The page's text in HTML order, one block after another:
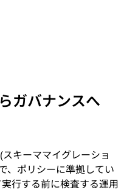
ガバナンスへ
キーママイグレーショ
、ポリシーに準拠してい
行する前に検査する運用